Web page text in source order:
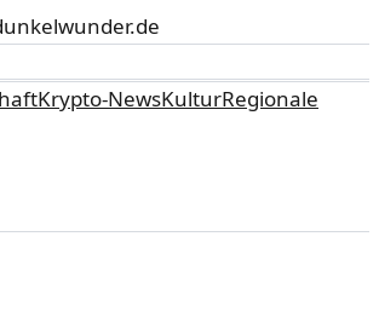
Krypto-NewsKulturRegionale